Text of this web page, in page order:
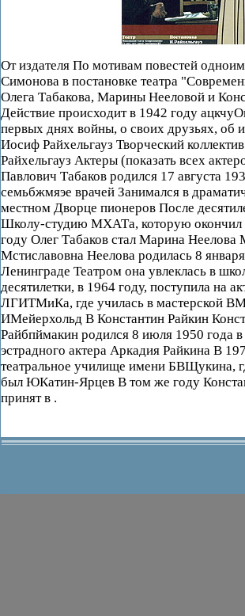
От издателя По мотивам повестей
Симонова в постановке театра
Олега Табакова, Марины Нееловой и
Действие происходит в 1942 году
первых днях войны, о своих друзьях, об
Иосиф Райхельгауз Творческий
Райхельгауз Актеры (показать всех
Павлович Табаков родился 17 августа
семьбжмяэе врачей Занимался в
местном Дворце пионеров После
Школу-студию МХАТа, которую окончил
году Олег Табаков стал Марина Неелова
Мстиславовна Неелова родилась 8
Ленинграде Театром она увлеклась в
десятилетки, в 1964 году, поступила на
ЛГИТМиКа, где училась в мастерской
ИМейерхольд В Константин Райкин
Райбпймакин родился 8 июля 1950 года в
эстрадного актера Аркадия Райкина В
театральное училище имени БВЩукина,
был ЮКатин-Ярцев В том же году
принят в .